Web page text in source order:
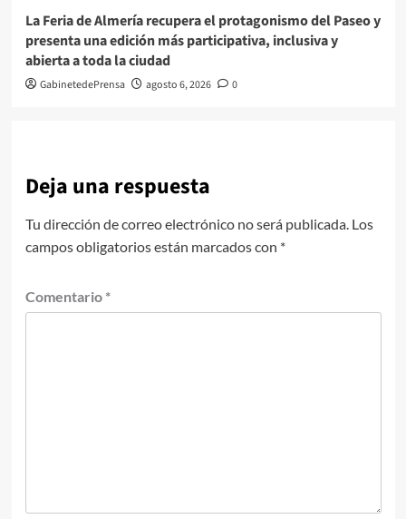
La Feria de Almería recupera el protagonismo del Paseo y
presenta una edición más participativa, inclusiva y
abierta a toda la ciudad
GabinetedePrensa agosto 6, 2026 0
Deja una respuesta
Tu dirección de correo electrónico no será publicada. Los
campos obligatorios están marcados con *
Comentario *